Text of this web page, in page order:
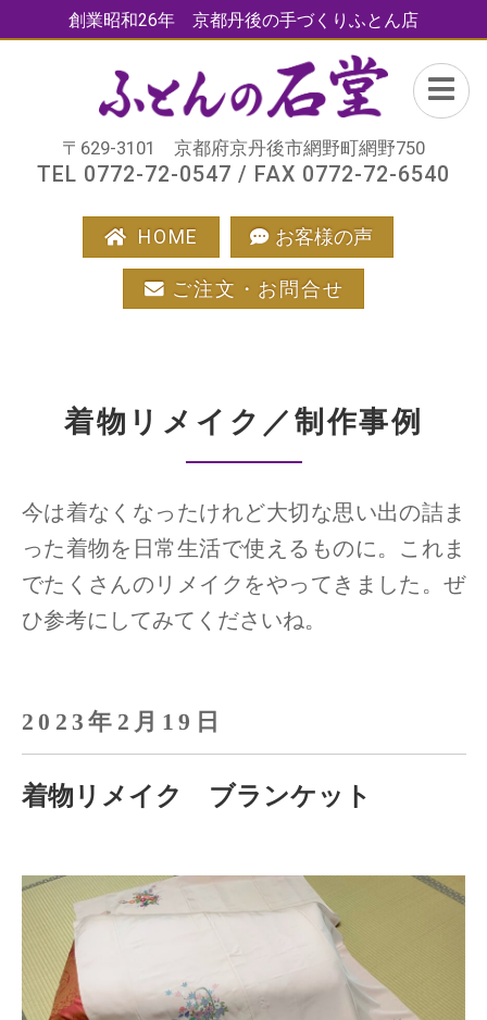
創業昭和26年 京都丹後の手づくりふとん店
〒629-3101 京都府京丹後市網野町網野750
TEL 0772-72-0547 / FAX 0772-72-6540
HOME お客様の声
ご注文・お問合せ
着物リメイク／制作事例
今は着なくなったけれど大切な思い出の詰ま
った着物を日常生活で使えるものに。 これま
でたくさんのリメイクをやってきました。ぜ
ひ参考にしてみてくださいね。
2023年2月19日
着物リメイク ブランケット